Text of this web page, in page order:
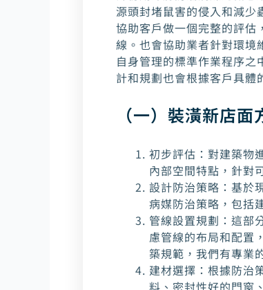
源頭封堵鼠害的侵入和減少
協助客戶做一個完整的評估
線。也會協助業者針對環境
自身管理的標準作業程序
計和規劃也會根據客戶具體
（一）裝潢新店面
初步評估：對建築物
內部空間特點，針對
設計防治策略：基於
病媒防治策略，包括
管線設置規劃：這部
慮管線的布局和配置
築規範，我們有專業
建材選擇：根據防治
料、密封性好的門窗